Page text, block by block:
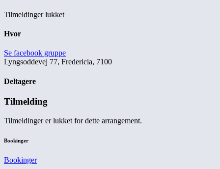
Tilmeldinger lukket
Hvor
Se facebook gruppe
Lyngsoddevej 77, Fredericia, 7100
Deltagere
Tilmelding
Tilmeldinger er lukket for dette arrangement.
Bookinger
Bookinger